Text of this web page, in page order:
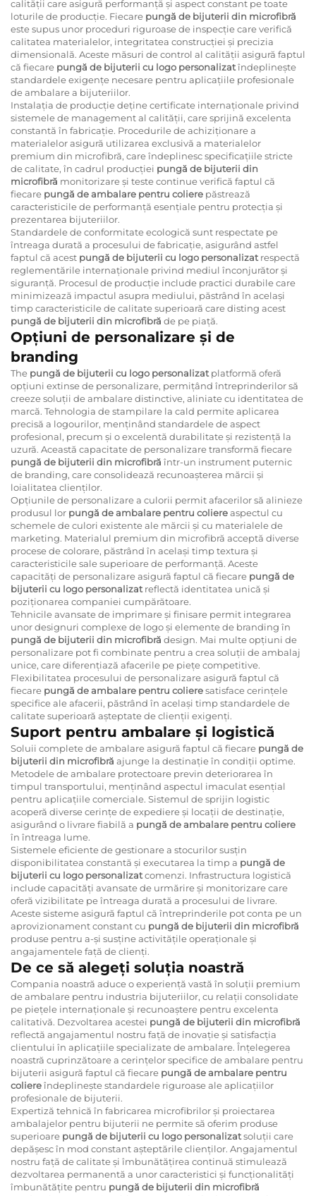
calității care asigură performanță și aspect constant pe toate
loturile de producție. Fiecare pungă de bijuterii din microfibră
este supus unor proceduri riguroase de inspecție care verifică
calitatea materialelor, integritatea construcției și precizia
dimensională. Aceste măsuri de control al calității asigură faptul
că fiecare pungă de bijuterii cu logo personalizatîndeplinește
standardele exigențe necesare pentru aplicațiile profesionale
de ambalare a bijuteriilor.
Instalația de producție deține certificate internaționale privind
sistemele de management al calității, care sprijină excelenta
constantă în fabricație. Procedurile de achiziționare a
materialelor asigură utilizarea exclusivă a materialelor
premium din microfibră, care îndeplinesc specificațiile stricte
de calitate, în cadrul producției pungă de bijuterii din
microfibră monitorizare și teste continue verifică faptul că
fiecare pungă de ambalare pentru coliere păstrează
caracteristicile de performanță esențiale pentru protecția și
prezentarea bijuteriilor.
Standardele de conformitate ecologică sunt respectate pe
întreaga durată a procesului de fabricație, asigurând astfel
faptul că acest pungă de bijuterii cu logo personalizat respectă
reglementările internaționale privind mediul înconjurător și
siguranță. Procesul de producție include practici durabile care
minimizează impactul asupra mediului, păstrând în același
timp caracteristicile de calitate superioară care disting acest
pungă de bijuterii din microfibră de pe piață.
Opțiuni de personalizare și de
branding
The pungă de bijuterii cu logo personalizat platformă oferă
opțiuni extinse de personalizare, permițând întreprinderilor să
creeze soluții de ambalare distinctive, aliniate cu identitatea de
marcă. Tehnologia de stampilare la cald permite aplicarea
precisă a logourilor, menținând standardele de aspect
profesional, precum și o excelentă durabilitate și rezistență la
uzură. Această capacitate de personalizare transformă fiecare
pungă de bijuterii din microfibră într-un instrument puternic
de branding, care consolidează recunoașterea mărcii și
loialitatea clienților.
Opțiunile de personalizare a culorii permit afacerilor să alinieze
produsul lor pungă de ambalare pentru coliereaspectul cu
schemele de culori existente ale mărcii și cu materialele de
marketing. Materialul premium din microfibră acceptă diverse
procese de colorare, păstrând în același timp textura și
caracteristicile sale superioare de performanță. Aceste
capacități de personalizare asigură faptul că fiecare pungă de
bijuterii cu logo personalizat reflectă identitatea unică și
poziționarea companiei cumpărătoare.
Tehnicile avansate de imprimare și finisare permit integrarea
unor designuri complexe de logo și elemente de branding în
pungă de bijuterii din microfibră design. Mai multe opțiuni de
personalizare pot fi combinate pentru a crea soluții de ambalaj
unice, care diferențiază afacerile pe piețe competitive.
Flexibilitatea procesului de personalizare asigură faptul că
fiecare pungă de ambalare pentru colieresatisface cerințele
specifice ale afacerii, păstrând în același timp standardele de
calitate superioară așteptate de clienții exigenți.
Suport pentru ambalare și logistică
Soluii complete de ambalare asigură faptul că fiecare pungă de
bijuterii din microfibră ajunge la destinație în condiții optime.
Metodele de ambalare protectoare previn deteriorarea în
timpul transportului, menținând aspectul imaculat esențial
pentru aplicațiile comerciale. Sistemul de sprijin logistic
acoperă diverse cerințe de expediere și locații de destinație,
asigurând o livrare fiabilă a pungă de ambalare pentru coliere
în întreaga lume.
Sistemele eficiente de gestionare a stocurilor susțin
disponibilitatea constantă și executarea la timp a pungă de
bijuterii cu logo personalizatcomenzi. Infrastructura logistică
include capacități avansate de urmărire și monitorizare care
oferă vizibilitate pe întreaga durată a procesului de livrare.
Aceste sisteme asigură faptul că întreprinderile pot conta pe un
aprovizionament constant cu pungă de bijuterii din microfibră
produse pentru a-și susține activitățile operaționale și
angajamentele față de clienți.
De ce să alegeți soluția noastră
Compania noastră aduce o experiență vastă în soluții premium
de ambalare pentru industria bijuteriilor, cu relații consolidate
pe piețele internaționale și recunoaștere pentru excelenta
calitativă. Dezvoltarea acestei pungă de bijuterii din microfibră
reflectă angajamentul nostru față de inovație și satisfacția
clientului în aplicațiile specializate de ambalare. Înțelegerea
noastră cuprinzătoare a cerințelor specifice de ambalare pentru
bijuterii asigură faptul că fiecare pungă de ambalare pentru
coliereîndeplinește standardele riguroase ale aplicațiilor
profesionale de bijuterii.
Expertiză tehnică în fabricarea microfibrilor și proiectarea
ambalajelor pentru bijuterii ne permite să oferim produse
superioare pungă de bijuterii cu logo personalizatsoluții care
depășesc în mod constant așteptările clienților. Angajamentul
nostru față de calitate și îmbunătățirea continuă stimulează
dezvoltarea permanentă a unor caracteristici și funcționalități
îmbunătățite pentru pungă de bijuterii din microfibră